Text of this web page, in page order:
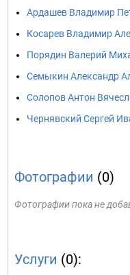
Ардашев Владимир
Косарев Владимир
Порядин Валерий
Семыкин Александр
Солопов Антон
Чернявский Сергей
Фотографии (0)
Фотографии пока не
Услуги (0):